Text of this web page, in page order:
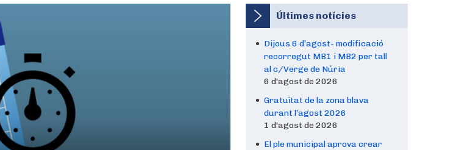
Últimes notícies
Dijous 6 d’agost- modificació
recorregut MB1 i MB2 per tall
al c/Verge de Núria
6 d'agost de 2026
Gratuïtat de la zona blava
durant l’agost 2026
1 d'agost de 2026
El ple municipal aprova crear